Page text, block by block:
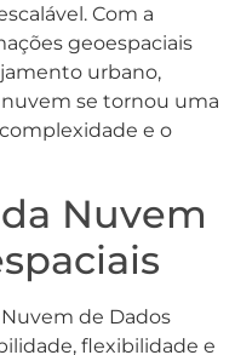
Com a
geoespaciais
urbano,
se tornou uma
e o
Nuvem
de Dados
flexibilidade e